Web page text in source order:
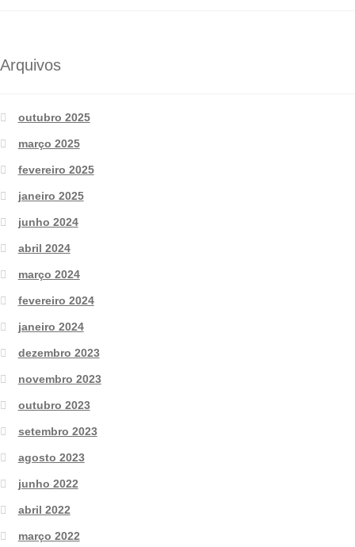
Arquivos
outubro 2025
março 2025
fevereiro 2025
janeiro 2025
junho 2024
abril 2024
março 2024
fevereiro 2024
janeiro 2024
dezembro 2023
novembro 2023
outubro 2023
setembro 2023
agosto 2023
junho 2022
abril 2022
março 2022